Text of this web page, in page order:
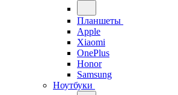
Планшеты
Apple
Xiaomi
OnePlus
Honor
Samsung
Ноутбуки